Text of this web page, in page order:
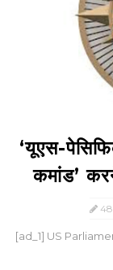
‘यूएस-
कमांड’
[ad_1] US